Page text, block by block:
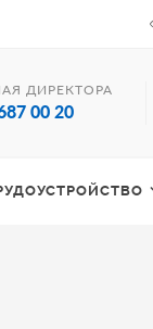
ДИРЕКТОРА
00 20